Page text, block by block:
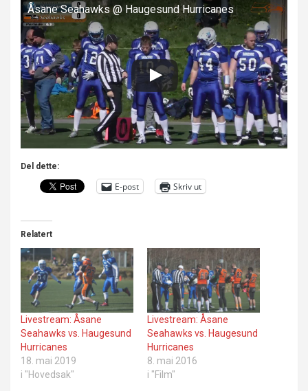
Åsane Seahawks @ Haugesund Hurricanes
Del dette:
E-post Skriv ut
Relatert
Livestream: Åsane
Seahawks vs. Haugesund
Hurricanes
18. mai 2019
i "Hovedsak"
Livestream: Åsane
Seahawks vs. Haugesund
Hurricanes
8. mai 2016
i "Film"